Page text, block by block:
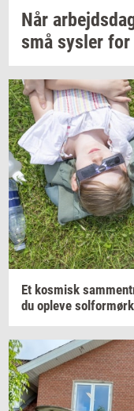
Når
små sy­s­ler for
Et kos­misk
du op­le­ve